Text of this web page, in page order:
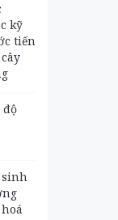
kỹ
tiến
sinh